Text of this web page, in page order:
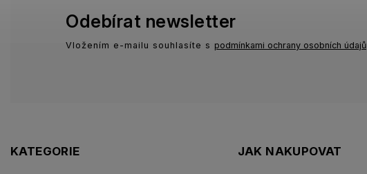
KATEGORIE JAK NAKUPOVAT
Odebírat newsletter
Vložením e-mailu souhlasíte s podmínkami ochrany osobních údajů